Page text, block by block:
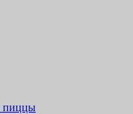
пиццы